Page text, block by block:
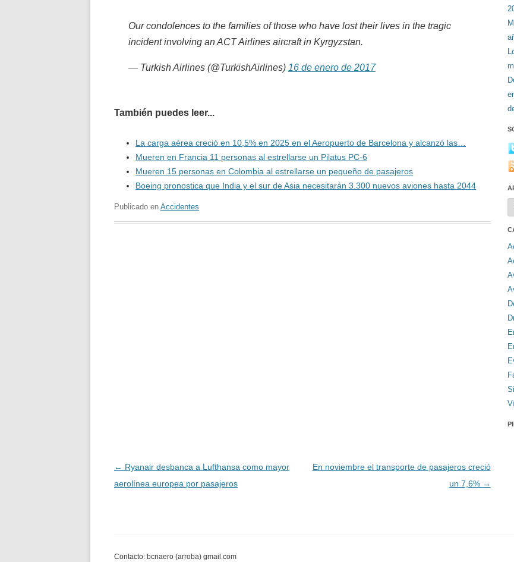
Our condolences to the families of those who have lost their lives in the tragic
incident involving an ACT Airlines aircraft in Kyrgyzstan.
— Turkish Airlines (@TurkishAirlines) 16 de enero de 2017
También puedes leer...
La carga aérea creció en 10,5% en 2025 en el Aeropuerto de Barcelona y alcanzó las…
Mueren en Francia 11 personas al estrellarse un Pilatus PC-6
Mueren 15 personas en Colombia al estrellarse un pequeño de pasajeros
Boeing pronostica que India y el sur de Asia necesitarán 3.300 nuevos aviones hasta 2044
Publicado en Accidentes
Navegación
de
← Ryanair desbanca a Lufthansa como mayor
aerolínea europea por pasajeros
En noviembre el transporte de pasajeros creció
un 7,6% →
Contacto: bcnaero (arroba) gmail.com